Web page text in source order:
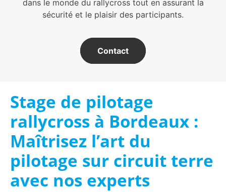
dans le monde du rallycross tout en assurant la
sécurité et le plaisir des participants.
Contact
Stage de pilotage
rallycross à Bordeaux :
Maîtrisez l’art du
pilotage sur circuit terre
avec nos experts